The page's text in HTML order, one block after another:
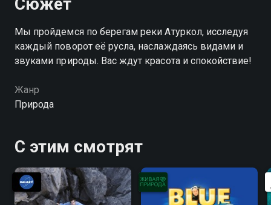
Мы пройдемся по берегам реки Атуркол, исследуя
каждый поворот её русла, наслаждаясь видами и
звуками природы. Вас ждут красота и спокойствие!
Жанр
Природа
С этим смотрят